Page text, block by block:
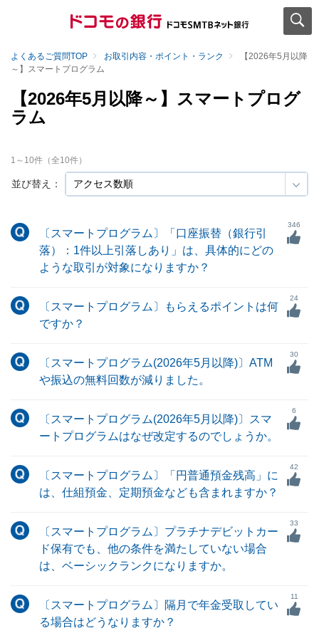
よくあるご質問TOP お取引内容・ポイント・ランク
【2026年5月以降
～】スマートプログラム
【2026年5月以降～】スマートプログ
ラム
並び替え：
1 ～ 10件（全10件）
〔スマートプログラム〕「口座振替（銀行引
落）：1件以上引落しあり」は、具体的にどの
ような取引が対象になりますか？
346
〔スマートプログラム〕もらえるポイントは何
ですか？
24
〔スマートプログラム(2026年5月以降)〕ATM
や振込の無料回数が減りました。
30
〔スマートプログラム(2026年5月以降)〕スマ
ートプログラムはなぜ改定するのでしょうか。
6
〔スマートプログラム〕「円普通預金残高」に
は、仕組預金、定期預金なども含まれますか？
42
〔スマートプログラム〕プラチナデビットカー
ド保有でも、他の条件を満たしていない場合
は、ベーシックランクになりますか。
33
〔スマートプログラム〕隔月で年金受取してい
る場合はどうなりますか？
11